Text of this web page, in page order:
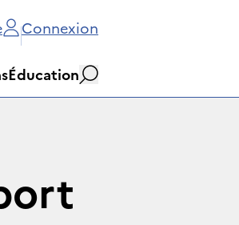
Connexion
Éducation
Rechercher